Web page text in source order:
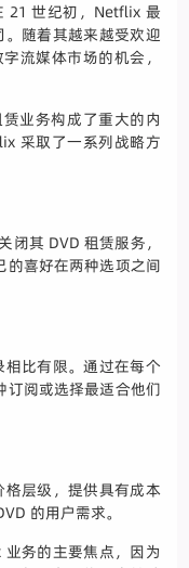
21 世纪初，Netflix 最
随着其越来越受欢迎
流媒体市场的机会，
业务构成了重大的内
采取了一系列战略方
其 DVD 租赁服务，
的喜好在两种选项之间
比有限。通过在每个
订阅或选择最适合他们
层级，提供具有成本
的用户需求。
务的主要焦点，因为